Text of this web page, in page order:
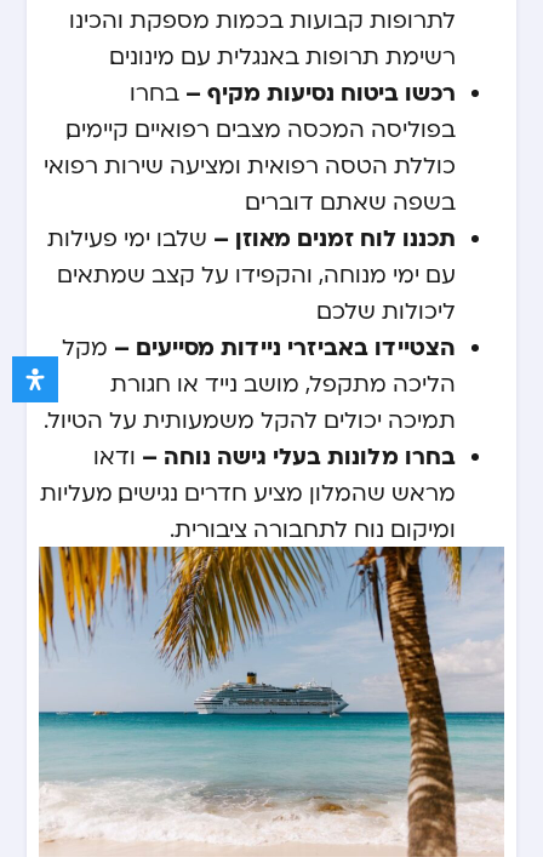
לתרופות קבועות בכמות מספקת והכינו
רשימת תרופות באנגלית עם מינונים.
רכשו ביטוח נסיעות מקיף – בחרו
בפוליסה המכסה מצבים רפואיים קיימים,
כוללת הטסה רפואית ומציעה שירות רפואי
בשפה שאתם דוברים.
תכננו לוח זמנים מאוזן – שלבו ימי פעילות
עם ימי מנוחה, והקפידו על קצב שמתאים
ליכולות שלכם.
הצטיידו באביזרי ניידות מסייעים – מקל
הליכה מתקפל, מושב נייד או חגורת
תמיכה יכולים להקל משמעותית על הטיול.
בחרו מלונות בעלי גישה נוחה – ודאו
מראש שהמלון מציע חדרים נגישים, מעליות
ומיקום נוח לתחבורה ציבורית.